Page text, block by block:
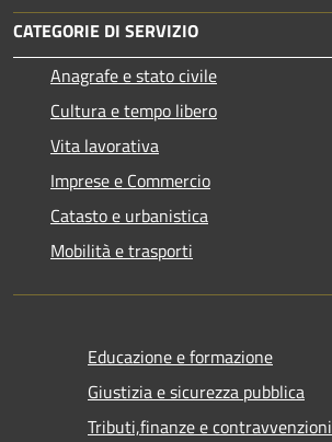
CATEGORIE DI SERVIZIO
Anagrafe e stato civile
Cultura e tempo libero
Vita lavorativa
Imprese e Commercio
Catasto e urbanistica
Mobilità e trasporti
Educazione e formazione
Giustizia e sicurezza pubblica
Tributi,finanze e contravvenzioni